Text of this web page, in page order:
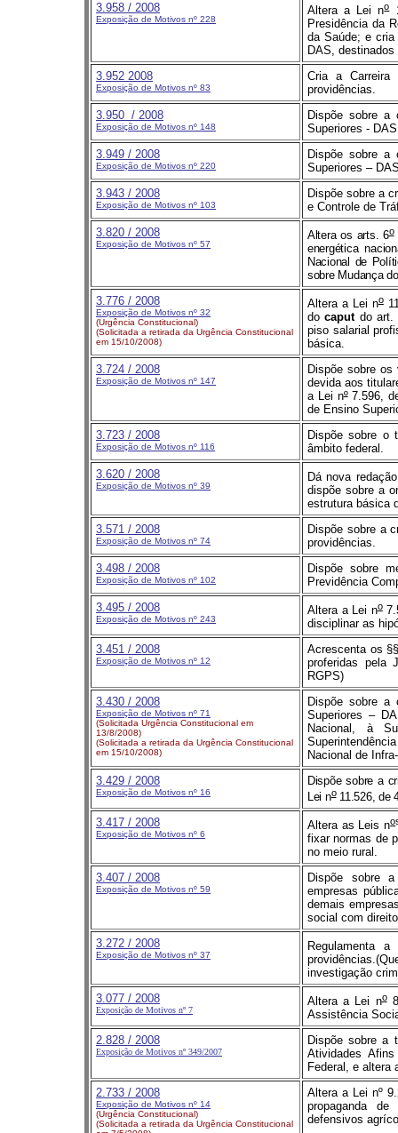
3.958 / 2008
Exposição de Motivos nº 228
Altera a Lei no
Presidência da
da Saúde; e cria
DAS,
3.952 2008
Exposição de Motivos nº 83
Cria a
providências.
3.950 / 2008
Exposição de Motivos nº 148
Dispõe sobre a
Superiores -
3.949 / 2008
Exposição de Motivos nº 220
Dispõe sobre a
Superiores –
3.943 / 2008
Exposição de Motivos nº 103
Dispõe sobre a
e Controle de
3.820 / 2008
Exposição de Motivos nº 57
Altera os arts. 6o
energética
Nacional de
sobre Mudança
3.776 / 2008
Exposição de Motivos nº 32
(Urgência Constitucional)
(Solicitada a retirada da Urgência Constitucional
em 15/10/2008)
Altera a Lei no
docaputdo art.
piso salarial
básica.
3.724 / 2008
Exposição de Motivos nº 147
Dispõe sobre
devida aos
a Lei nº7.596,
de Ensino
3.723 / 2008
Exposição de Motivos nº 116
Dispõe sobre o
âmbito federal.
3.620 / 2008
Exposição de Motivos nº 39
Dá nova
dispõe sobre a
estrutura básica
3.571 / 2008
Exposição de Motivos nº 74
Dispõe sobre a
providências.
3.498 / 2008
Exposição de Motivos nº 102
Dispõe sobre
Previdência
3.495 / 2008
Exposição de Motivos nº 243
Altera a Lei no
disciplinar as
3.451 / 2008
Exposição de Motivos nº 12
Acrescenta os
proferidas pela
RGPS)
3.430 / 2008
Exposição de Motivos nº 71
(Solicitada Urgência Constitucional em
13/8/2008)
(Solicitada a retirada da Urgência Constitucional
em 15/10/2008)
Dispõe sobre a
Superiores –
Nacional, à
Nacional de
3.429 / 2008
Exposição de Motivos nº 16
Dispõe sobre a
Lei no11.526, de
3.417 / 2008
Exposição de Motivos nº 6
Altera as Leis no
fixar normas de
no meio rural.
3.407 / 2008
Exposição de Motivos nº 59
Dispõe sobre
empresas
demais
social com
3.272 / 2008
Exposição de Motivos nº 37
Regulamenta
investigação
3.077 / 2008
Exposição de Motivos nº 7
Altera a Lei no
Assistência
2.828 / 2008
Exposição de Motivos nº 349/2007
Dispõe sobre a
Atividades
Federal, e altera
2.733 / 2008
Exposição de Motivos nº 14
(Urgência Constitucional)
(Solicitada a retirada da Urgência Constitucional
Altera a Lei nº
propaganda de
defensivos